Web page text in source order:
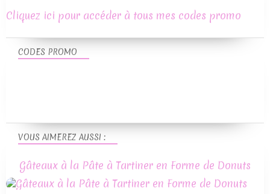
VOUS AIMEREZ AUSSI :
Gâteaux à la Pâte à Tartiner en Forme de Donuts
CODES PROMO
Cliquez ici pour accéder à tous mes codes promo